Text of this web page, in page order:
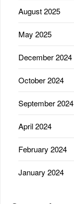
August 2025
May 2025
December 2024
October 2024
September 2024
April 2024
February 2024
January 2024